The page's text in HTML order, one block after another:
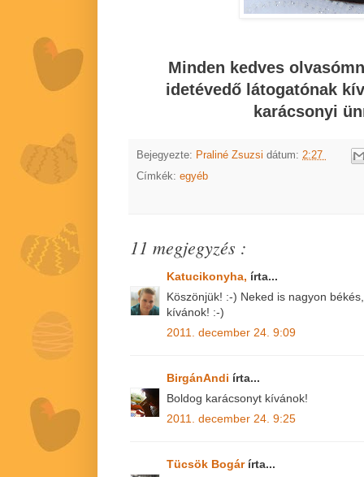
Minden kedves
idetévedő látogatónak
karácsonyi
Bejegyezte: Praliné Zsuzsi dátum: 2:27
Címkék: egyéb
11 megjegyzés :
Katucikonyha, írta...
Köszönjük! :-) Neked is nagyon
kívánok! :-)
2011. december 24. 9:09
BirgánAndi írta...
Boldog karácsonyt kívánok!
2011. december 24. 9:25
Tücsök Bogár írta...